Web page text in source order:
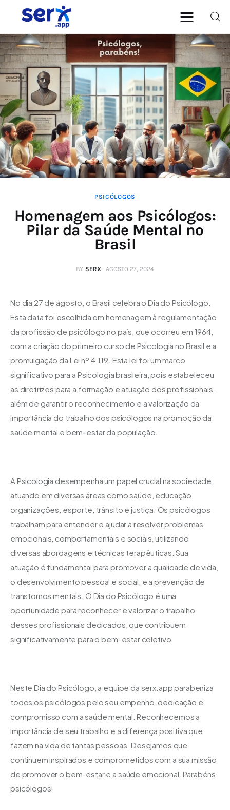
blog.serx.app
Blog do Software Médico e
Multiprofissional serx.app
Médicos
Psicólogos
Dentistas
PSICÓLOGOS
Homenagem aos Psicólogos:
Pilar da Saúde Mental no
Brasil
BY SERX AGOSTO 27, 2024
No dia 27 de agosto, o Brasil celebra o Dia do Psicólogo.
Esta data foi escolhida em homenagem à regulamentação
da profissão de psicólogo no país, que ocorreu em 1964,
com a criação do primeiro curso de Psicologia no Brasil e a
promulgação da Lei nº 4.119. Esta lei foi um marco
significativo para a Psicologia brasileira, pois estabeleceu
as diretrizes para a formação e atuação dos profissionais,
além de garantir o reconhecimento e a valorização da
importância do trabalho dos psicólogos na promoção da
saúde mental e bem-estar da população.
A Psicologia desempenha um papel crucial na sociedade,
atuando em diversas áreas como saúde, educação,
organizações, esporte, trânsito e justiça. Os psicólogos
trabalham para entender e ajudar a resolver problemas
emocionais, comportamentais e sociais, utilizando
diversas abordagens e técnicas terapêuticas. Sua
atuação é fundamental para promover a qualidade de vida,
o desenvolvimento pessoal e social, e a prevenção de
transtornos mentais. O Dia do Psicólogo é uma
oportunidade para reconhecer e valorizar o trabalho
desses profissionais dedicados, que contribuem
significativamente para o bem-estar coletivo.
Neste Dia do Psicólogo, a equipe da serx.app parabeniza
todos os psicólogos pelo seu empenho, dedicação e
compromisso com a saúde mental. Reconhecemos a
importância de seu trabalho e a diferença positiva que
fazem na vida de tantas pessoas. Desejamos que
continuem inspirados e comprometidos com a sua missão
de promover o bem-estar e a saúde emocional. Parabéns,
psicólogos!